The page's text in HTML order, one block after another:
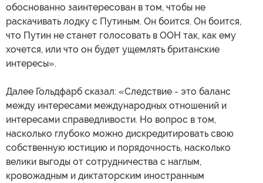
обоснованно заинтересован в том, чтобы не
раскачивать лодку с Путиным. Он боится. Он боится,
что Путин не станет голосовать в ООН так, как ему
хочется, или что он будет ущемлять британские
интересы».
Далее Гольдфарб сказал: «Следствие - это баланс
между интересами международных отношений и
интересами справедливости. Но вопрос в том,
насколько глубоко можно дискредитировать свою
собственную юстицию и порядочность, насколько
велики выгоды от сотрудничества с наглым,
кровожадным и диктаторским иностранным